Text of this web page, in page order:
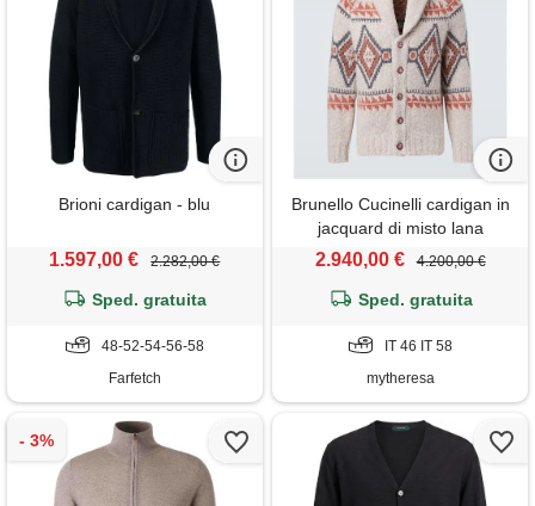
Brioni cardigan - blu
1.597,00 € 2.282,00 €
Sped. gratuita
48-52-54-56-58
Farfetch
Brunello Cucinelli cardigan in
jacquard di misto lana
2.940,00 € 4.200,00 €
Sped. gratuita
IT 46 IT 58
mytheresa